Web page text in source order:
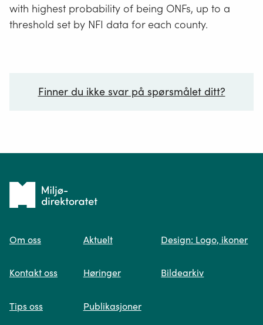
with highest probability of being ONFs, up to a
threshold set by NFI data for each county.
Finner du ikke svar på spørsmålet ditt?
Spør oss
søk og viser deg vår mest relevante
Tilbake
forsiden
Om oss
Kontakt oss
Tips oss
Aktuelt
Høringer
Publikasjoner
Design: Logo, ikoner
Bildearkiv